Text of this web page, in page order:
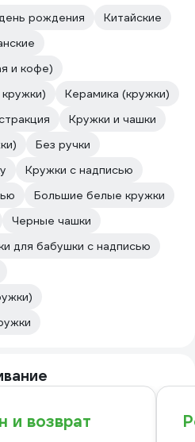
рождения
Китайские
и кофе)
Керамика (кружки)
Кружки и чашки
Без ручки
Кружки с надписью
Большие белые кружки
Черные чашки
для бабушки с надписью
и возврат